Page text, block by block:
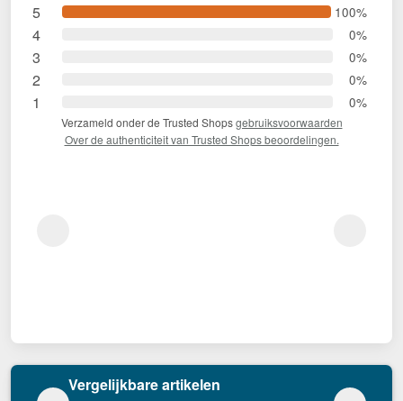
5 100%
4 0%
3 0%
2 0%
1 0%
Verzameld onder de Trusted Shopsgebruiksvoorwaarden
Over de authenticiteit van Trusted Shops beoordelingen.
Vergelijkbare artikelen